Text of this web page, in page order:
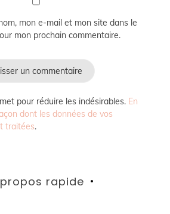
mon e-mail et mon site dans le
mon prochain commentaire.
pour réduire les indésirables. En
dont les données de vos
traitées.
rapide